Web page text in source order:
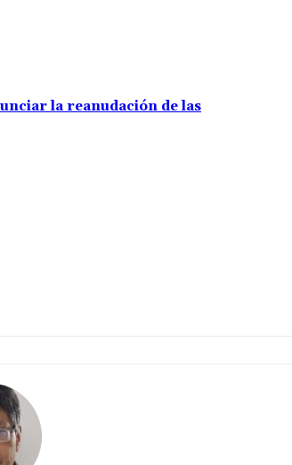
la reanudación de las